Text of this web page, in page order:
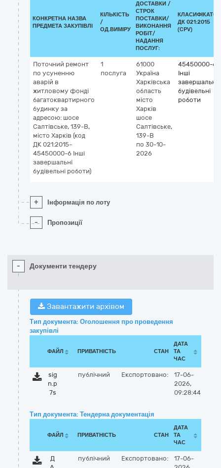
КОНКРЕТНА НАЗВА
ПРЕДМЕТА ЗАКУПІВЛІ
КІЛЬКІСТЬ
/
ОД.ВИМІРУ
ДОСТАВКИ /
СТРОК
ПОСТАВКИ/
ВИКОНАННЯ
РОБІТ/
НАДАННЯ
ПОСЛУГ:
КЛАСИФІКАТОР
ДК 021:2015
(CPV)
Поточний ремонт
по усуненню
аварій в
житловому фонді
багатоквартирного
будинку за
адресою: шосе
Салтівське, 139-В,
місто Харків (код
ДК 021:2015-
45450000-6 Інші
завершальні
будівельні роботи)
1
послуга
61000
Україна
Харківська
область
місто
Харків
шосе
Салтівське,
139-В
по 30-10-
2026
45450000-6
Інші
завершальні
будівельні
роботи
+ Інформація по лоту
- Пропозиції
- Документи тендеру
Завантажити архівом
Тип документа: Оголошення про проведення
закупівлі
ФАЙЛ ПРИВАТНІСТЬ СТАН
ДАТА
ТА
ЧАС
sig
n.p
7s
публічний Експортовано:
17-06-
2026,
09:28:44
Тип документа: Тендерна документація
ФАЙЛ ПРИВАТНІСТЬ СТАН
ДАТА
ТА
ЧАС
Д
публічний Експортовано:
17-06-